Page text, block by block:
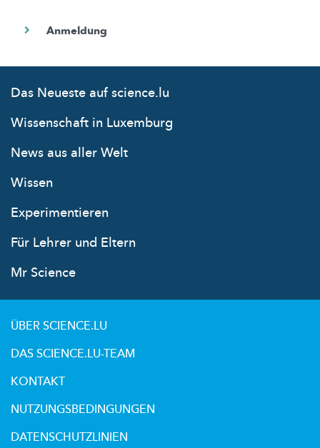
Das Neueste auf science.lu
Wissenschaft in Luxemburg
News aus aller Welt
Wissen
Experimentieren
Für Lehrer und Eltern
Mr Science
ÜBER SCIENCE.LU
DAS SCIENCE.LU-TEAM
KONTAKT
NUTZUNGSBEDINGUNGEN
DATENSCHUTZLINIEN